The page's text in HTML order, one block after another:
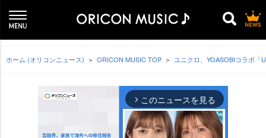
ホーム (オリコンニュース) ORICON MUSIC TOP ユニクロ、YOASOBIコラボ
arrow_forward_ios このニュースを見る